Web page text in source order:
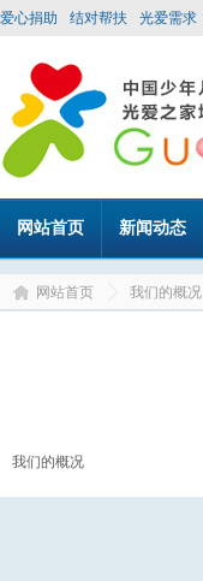
爱心捐助 结对帮扶 光爱需求
网站首页 新闻动态
网站首页 我们的概况
我们的概况